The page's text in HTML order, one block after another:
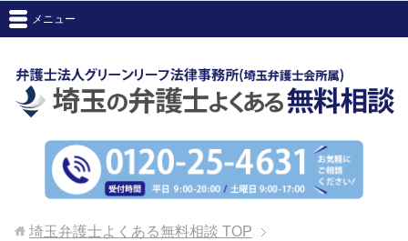
メニュー
埼玉弁護士よくある無料相談 TOP